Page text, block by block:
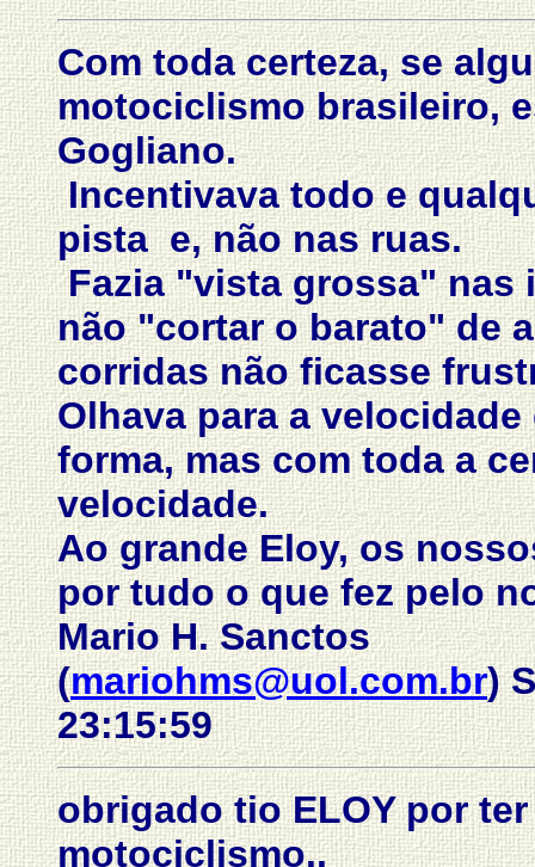
Com toda certeza, se
motociclismo brasileiro,
Gogliano.
Incentivava todo e
pista e, não nas ruas.
Fazia "vista grossa" nas
não "cortar o barato" de
corridas não ficasse
Olhava para a
forma, mas com toda a
velocidade.
Ao grande Eloy, os
por tudo o que fez pelo
Mario H. Sanctos
(mariohms@uol.com.br)
23:15:59
obrigado tio ELOY por
motociclismo..